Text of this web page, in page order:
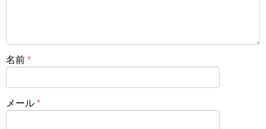
名前 *
メール *